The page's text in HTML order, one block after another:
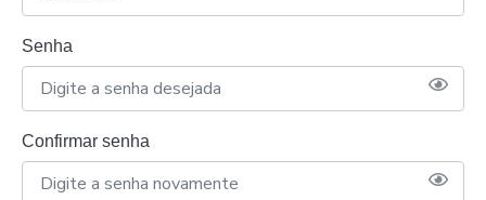
Senha
Confirmar senha